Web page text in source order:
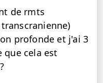
de rmts
profonde et j'ai 3
que cela est